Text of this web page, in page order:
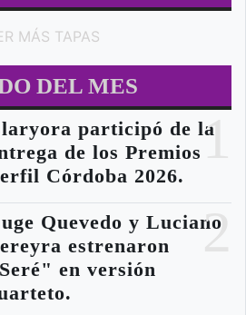
MÁS TAPAS
DEL MES
1
participó de la
de los Premios
Córdoba 2026.
2
Quevedo y Luciano
estrenaron
en versión